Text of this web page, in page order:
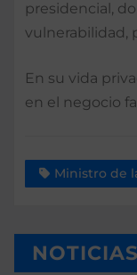
presidencial,
vulnerabilidad,
En su vida
en el negocio
Ministro de